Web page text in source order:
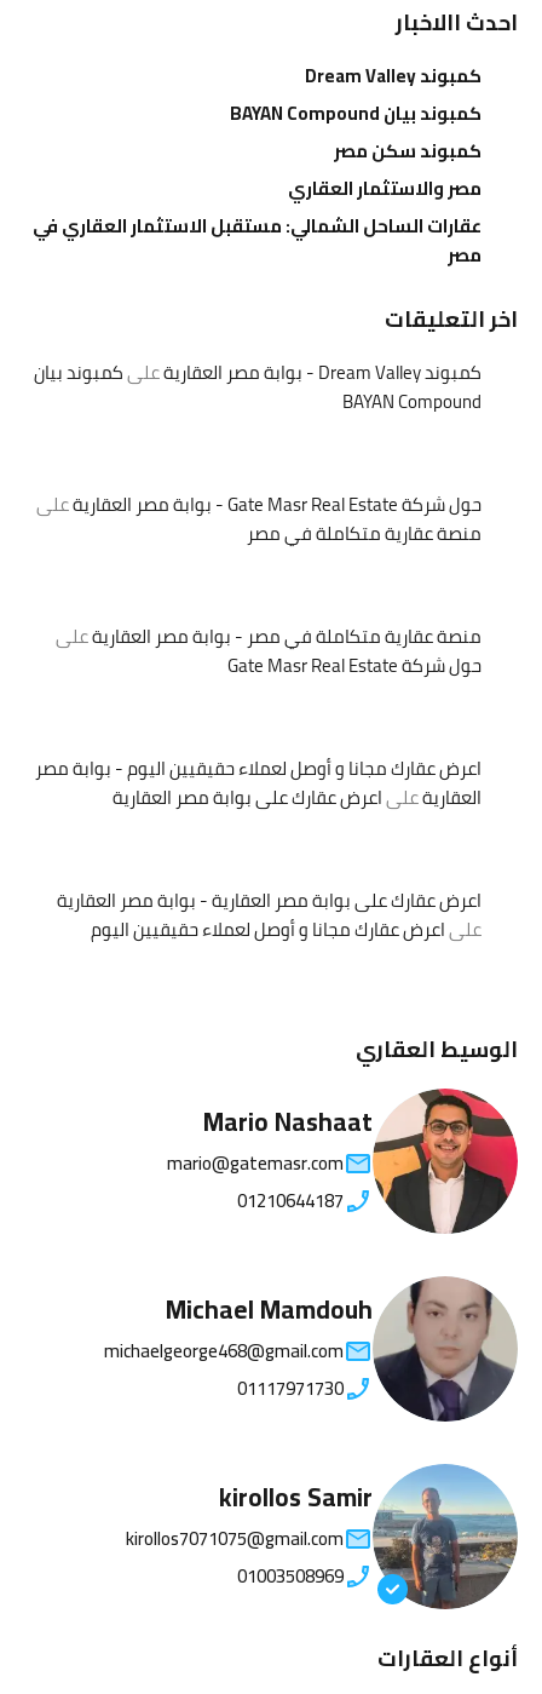
احدث االاخبار
كمبوند Dream Valley
كمبوند بيان BAYAN Compound
كمبوند سكن مصر
مصر والاستثمار العقاري
عقارات الساحل الشمالي: مستقبل الاستثمار العقاري في
مصر
اخر التعليقات
كمبوند Dream Valley - بوابة مصر العقارية علىكمبوند بيان
BAYAN Compound
حول شركة Gate Masr Real Estate - بوابة مصر العقارية
على
منصة عقارية متكاملة في مصر
منصة عقارية متكاملة في مصر - بوابة مصر العقاريةعلى
حول شركة Gate Masr Real Estate
اعرض عقارك مجانا و أوصل لعملاء حقيقيين اليوم - بوابة مصر
العقاريةعلىاعرض عقارك على بوابة مصر العقارية
اعرض عقارك على بوابة مصر العقارية - بوابة مصر العقارية
علىاعرض عقارك مجانا و أوصل لعملاء حقيقيين اليوم
الوسيط العقاري
Mario Nashaat
mario@gatemasr.com
01210644187
Michael Mamdouh
michaelgeorge468@gmail.com
01117971730
kirollos Samir
kirollos7071075@gmail.com
01003508969
أنواع العقارات